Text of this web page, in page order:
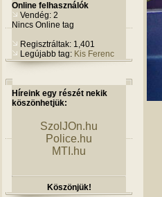
Online felhasználók
Vendég: 2
Nincs Online tag
Regisztráltak: 1,401
Legújabb tag: Kis Ferenc
Híreink egy részét nekik
köszönhetjük:
SzolJOn.hu
Police.hu
MTI.hu
Köszönjük!